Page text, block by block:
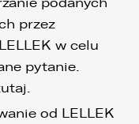
przez
w celu
pytanie.
od LELLEK